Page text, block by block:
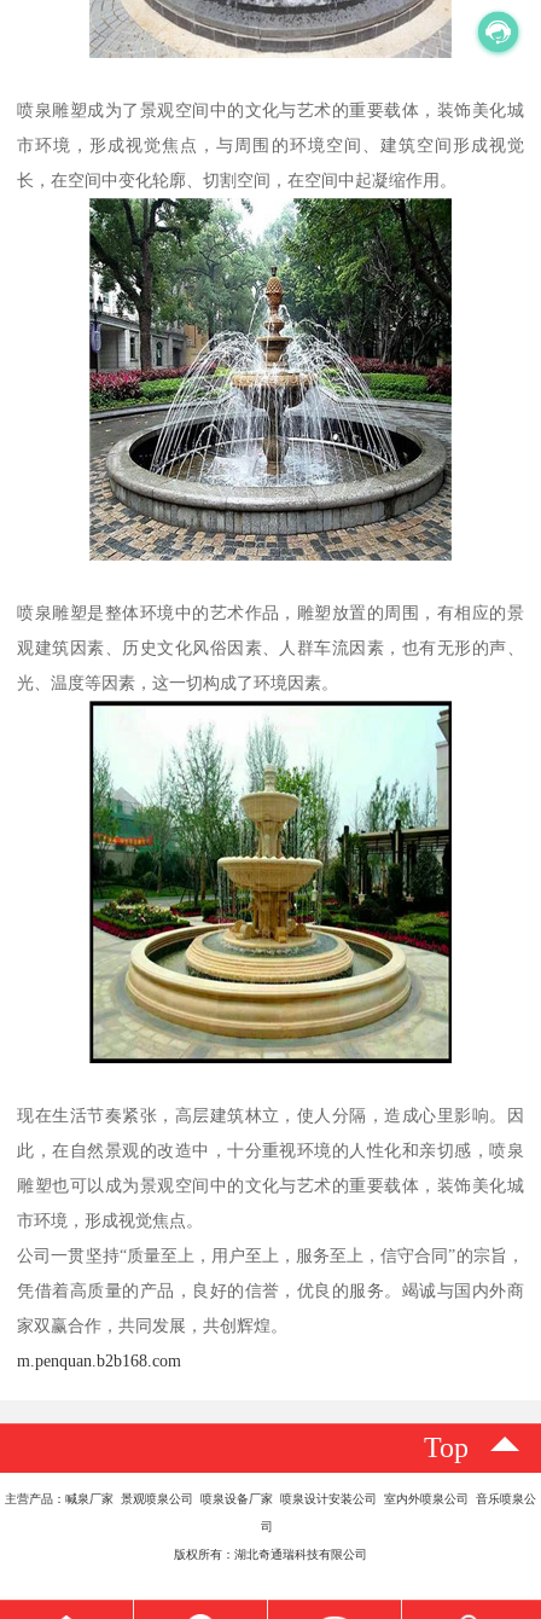
喷泉雕塑成为了景观空间中的文化与艺术的重要载体，装饰美化城
市环境，形成视觉焦点，与周围的环境空间、建筑空间形成视觉
长，在空间中变化轮廓、切割空间，在空间中起凝缩作用。
喷泉雕塑是整体环境中的艺术作品，雕塑放置的周围，有相应的景
观建筑因素、历史文化风俗因素、人群车流因素，也有无形的声、
光、温度等因素，这一切构成了环境因素。
现在生活节奏紧张，高层建筑林立，使人分隔，造成心里影响。因
此，在自然景观的改造中，十分重视环境的人性化和亲切感，喷泉
雕塑也可以成为景观空间中的文化与艺术的重要载体，装饰美化城
市环境，形成视觉焦点。
公司一贯坚持“质量至上，用户至上，服务至上，信守合同”的宗旨，
凭借着高质量的产品，良好的信誉，优良的服务。竭诚与国内外商
家双赢合作，共同发展，共创辉煌。
m.penquan.b2b168.com
Top
主营产品：喊泉厂家 景观喷泉公司 喷泉设备厂家 喷泉设计安装公司 室内外喷泉公司 音乐喷泉公
司
版权所有：湖北奇通瑞科技有限公司